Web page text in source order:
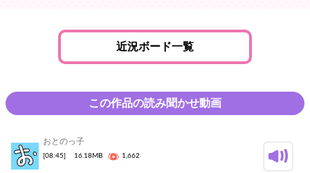
近況ボード一覧
この作品の読み聞かせ動画
おとのっ子
[08:45] 16.18MB 1,662